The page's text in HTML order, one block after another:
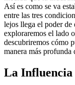
Así es como se va
entre las tres
lejos llega el poder de
exploraremos el lado
descubriremos cómo
manera más profunda
La